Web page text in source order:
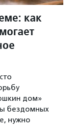
как
дом»
бездомных
нужно